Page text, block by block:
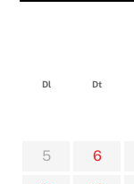
Dl Dt
5
6